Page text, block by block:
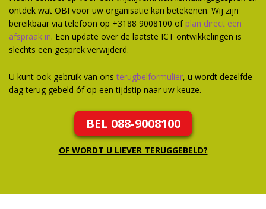
ontdek wat OBI voor uw organisatie kan betekenen. Wij zijn
bereikbaar via telefoon op +3188 9008100 ofplan direct een
afspraak in. Een update over de laatste ICT ontwikkelingen is
slechts een gesprek verwijderd.
U kunt ook gebruik van ons terugbelformulier, u wordt dezelfde
dag terug gebeld óf op een tijdstip naar uw keuze.
BEL 088-9008100
OF WORDT U LIEVER TERUGGEBELD?